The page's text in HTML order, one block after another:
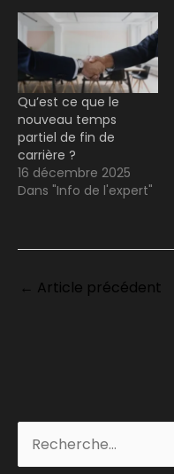
Qu’est ce que le
nouveau temps
partiel de fin de
carrière ?
16 décembre 2025
Dans "Info de l'expert"
← Article précédent
a